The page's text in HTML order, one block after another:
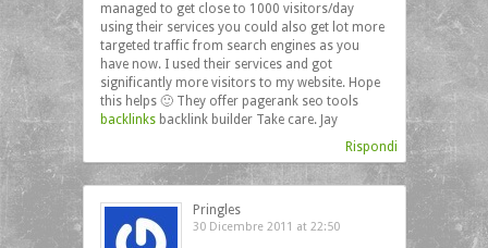
managed to get close to 1000 visitors/day
using their services you could also get lot more
targeted traffic from search engines as you
have now. I used their services and got
significantly more visitors to my website. Hope
this helps 🙂 They offer pagerank seo tools
backlinksbacklink builder Take care. Jay
Rispondi
Pringles
30 Dicembre 2011 at 22:50